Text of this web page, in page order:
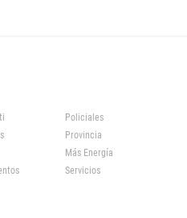
Policiales
Provincia
Más Energía
Servicios